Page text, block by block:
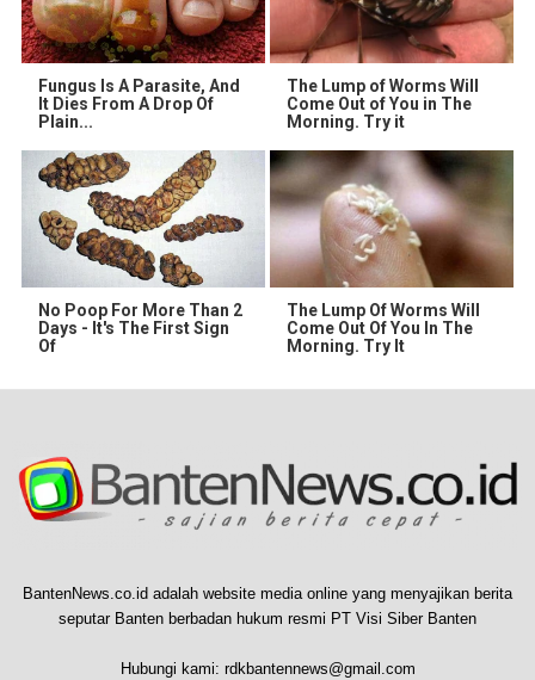
Fungus Is A Parasite, And
It Dies From A Drop Of
Plain...
The Lump of Worms Will
Come Out of You in The
Morning. Try it
No Poop For More Than 2
Days - It's The First Sign
Of
The Lump Of Worms Will
Come Out Of You In The
Morning. Try It
BantenNews.co.id adalah website media online yang menyajikan berita
seputar Banten berbadan hukum resmi PT Visi Siber Banten
Hubungi kami: rdkbantennews@gmail.com